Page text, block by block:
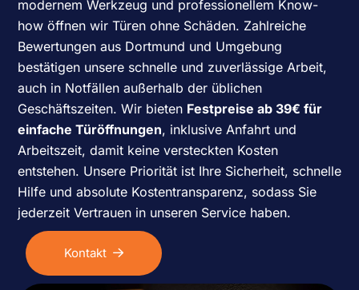
modernem Werkzeug und professionellem Know-
how öffnen wir Türen ohne Schäden. Zahlreiche
Bewertungen aus Dortmund und Umgebung
bestätigen unsere schnelle und zuverlässige Arbeit,
auch in Notfällen außerhalb der üblichen
Geschäftszeiten. Wir bieten Festpreise ab 39€ für
einfache Türöffnungen, inklusive Anfahrt und
Arbeitszeit, damit keine versteckten Kosten
entstehen. Unsere Priorität ist Ihre Sicherheit, schnelle
Hilfe und absolute Kostentransparenz, sodass Sie
jederzeit Vertrauen in unseren Service haben.
Kontakt